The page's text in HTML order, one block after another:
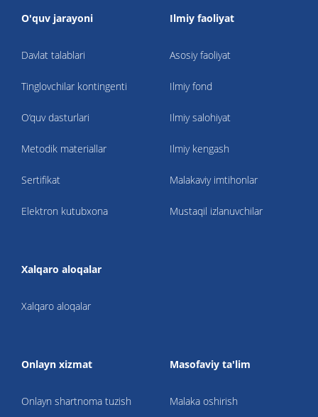
O'quv jarayoni
Davlat talablari
Tinglovchilar kontingenti
O‘quv dasturlari
Metodik materiallar
Sertifikat
Elektron kutubxona
Ilmiy faoliyat
Asosiy faoliyat
Ilmiy fond
Ilmiy salohiyat
Ilmiy kengash
Malakaviy imtihonlar
Mustaqil izlanuvchilar
Xalqaro aloqalar
Xalqaro aloqalar
Onlayn xizmat
Onlayn shartnoma tuzish
Masofaviy ta'lim
Malaka oshirish